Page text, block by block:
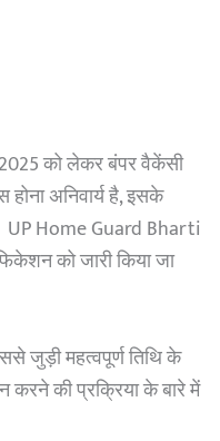
को लेकर बंपर वैकेंसी
अनिवार्य है, इसके
UP Home Guard Bharti
को जारी किया जा
जुड़ी महत्वपूर्ण तिथि के
करने की प्रक्रिया के बारे में